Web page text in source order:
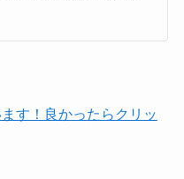
す！良かったらクリッ